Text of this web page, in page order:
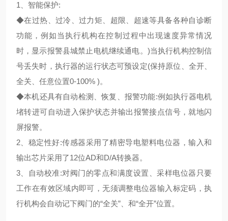
1、智能保护:
◆在过热、过冷、过力矩、超限、超速等具备各种自诊断
功能，例如当执行机构在控制过程中出现速度异常情况
时，显示报警县城禁止电机继续通电。)当执行机构控制信
号丢失时，执行器的运行状态可预设定(保持原位、全开、
全关、任意位置0-100% )。
◆本机还具有自动检测、恢复、报警功能:例如执行器电机
堵转进可自动进入保护状态并输出报警接点信号，就地闪
屏报警。
2、稳定性好:传感器采用了精密导电塑料电位器，输入和
输出芯片采用了12位AD和D/A转换器。
3、自动校准:对阀门的零点和满度设置、采样电位器只要
工作在有效区域内即可，无须调整电位器输入标定码，执
行机构会自动记下阀门的“全关”、和“全开”位置。